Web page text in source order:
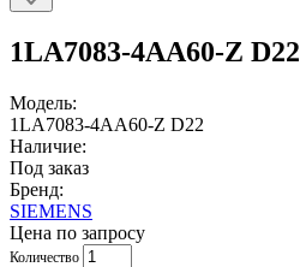
1LA7083-4AA60-Z D22
Модель:
1LA7083-4AA60-Z D22
Наличие:
Под заказ
Бренд:
SIEMENS
Цена по запросу
Количество